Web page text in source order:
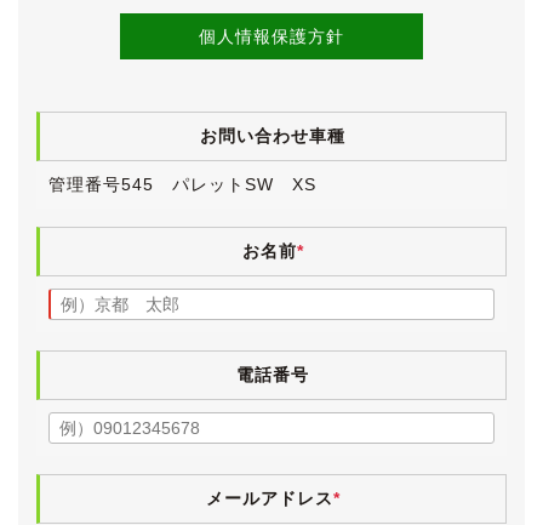
小傷や薄汚れなど多少の使用感こそございますが、外装
と同様にきれいな状態が保たれています。
ステアリング内側にスレが少々ございますが、気になる
程のものではないと思います。
の割にしっかりとしています。
灰皿部分が小物入れとなっている禁煙仕様車で、当然で
すがヤニ汚れやタバコ臭は皆無です。
ペット等の嫌な臭いも無く、清潔感のあるインテリアで
気持ちよくお乗りいただけるよう、入庫時に業務用除菌
スチームを施工しています。
が装着されています。
個人情報保護方針
お問い合わせ車種
管理番号545 パレットSW XS
お名前*
電話番号
メールアドレス*